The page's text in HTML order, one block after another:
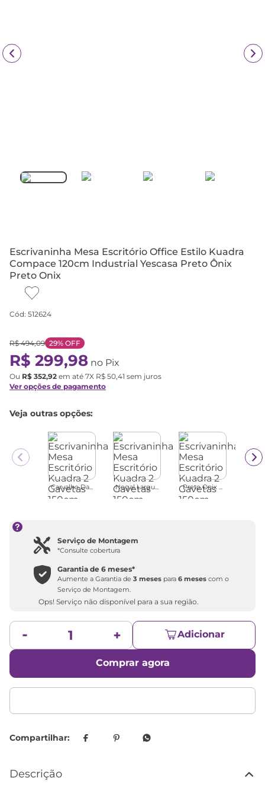
Escrivaninha Mesa Escritório Office Estilo Kuadra
Compace 120cm Industrial Yescasa Preto Ônix
Preto Onix
Cód: 512624
R$ 494,09 29% OFF
R$ 299,98 no Pix
Ou R$ 352,92 em até 7X R$ 50,41 sem juros
Ver opções de pagamento
Veja outras opções:
Carvalho Da... Nogal Largu... Preto Onix ...
Serviço de Montagem
*Consulte cobertura
Garantia de6 meses*
Aumente a Garantia de3 meses para6 meses com o
Serviço de Montagem.
Ops! Serviço não disponível para a sua região.
Adicionar
Comprar agora
Descrição